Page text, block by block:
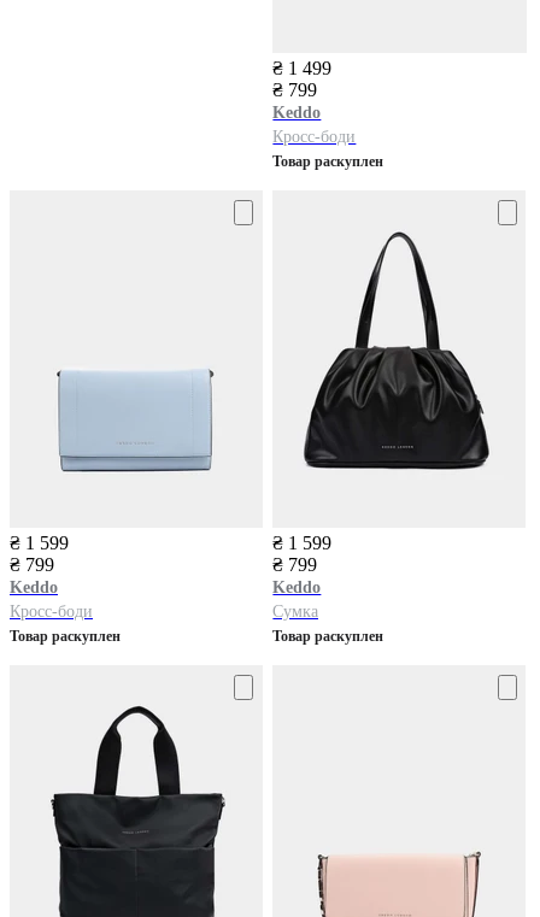
₴ 1 499
₴ 799
Keddo
Кросс-боди
Товар раскуплен
₴ 1 599
₴ 799
Keddo
Кросс-боди
Товар раскуплен
₴ 1 599
₴ 799
Keddo
Сумка
Товар раскуплен